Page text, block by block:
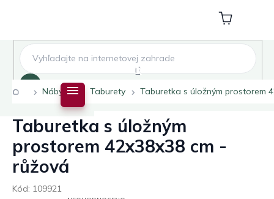
Nákupní
košík
DomůNábytek Taburety Taburetka s úložným prostorem
Taburetka s úložným
prostorem 42x38x38 cm -
růžová
Kód: 109921